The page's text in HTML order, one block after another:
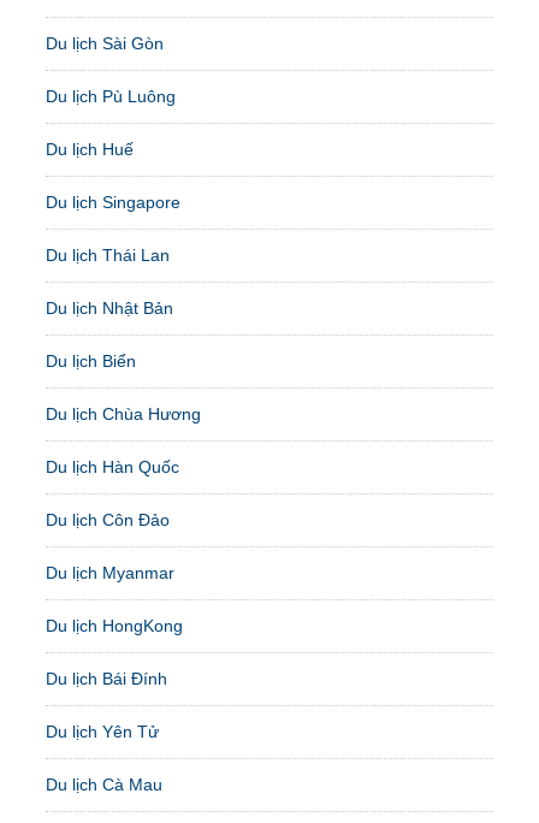
Du lịch Sài Gòn
Du lịch Pù Luông
Du lịch Huế
Du lịch Singapore
Du lịch Thái Lan
Du lịch Nhật Bản
Du lịch Biển
Du lịch Chùa Hương
Du lịch Hàn Quốc
Du lịch Côn Đảo
Du lịch Myanmar
Du lịch HongKong
Du lịch Bái Đính
Du lịch Yên Tử
Du lịch Cà Mau